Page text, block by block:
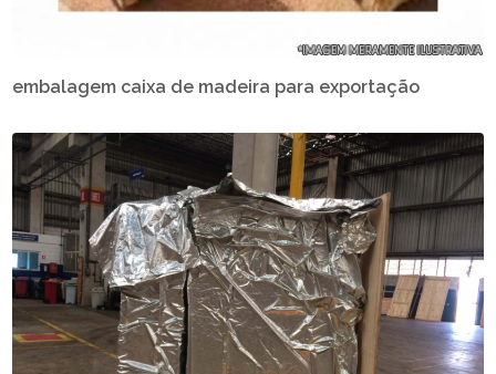
embalagem caixa de madeira para exportação